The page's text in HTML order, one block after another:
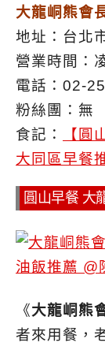
大龍峒熊會
地址：台北
營業時間：
電話：02-
粉絲團：無
食記：
【圓
大同區早餐
圓山早餐 大
《大龍峒熊
者來用餐，